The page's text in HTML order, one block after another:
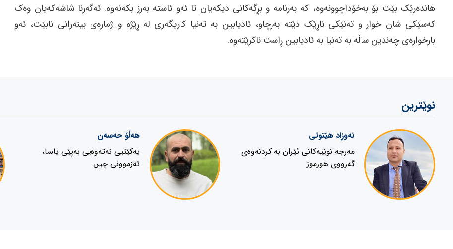
هاندەرێک بێت بۆ بەخۆداچوونەوە، کە بەرنامە و بڕگەکانی دیکەیان تا ئەو ئاستە بەرز بکەنەوە. ئەگەرنا شاشەکەیان وەک
کەسێکی شان خوار و تەنێکی ناڕێک دێتە بەرچاو، ئادیابین بە تەنیا کاریگەری لە ڕێژە و ژمارەی بینەرانی نابێت، ئەو
بارخوارەی چەندین ساڵە بە تەنیا بە ئادیابین ڕاست ناکرێتەوە.
نوێترین
نەوزاد هێتوتی
مەرجە نوێیەکانی ئێران بە کردنەوەی
گەرووی هورموز
هەڵۆ حەسەن
یەکێتیی نەتەوەیی بەپێی یاسا،
ئەزموونی چین